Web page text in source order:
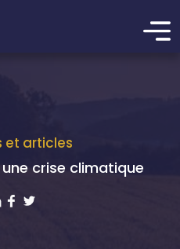
et articles
crise climatique